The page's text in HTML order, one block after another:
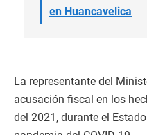
en Huancavelica
La representante del
acusación fiscal en los
del 2021, durante el